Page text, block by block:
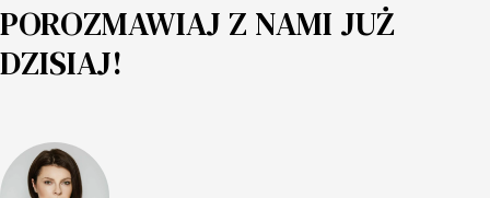
POROZMAWIAJ Z NAMI JUŻ
DZISIAJ!